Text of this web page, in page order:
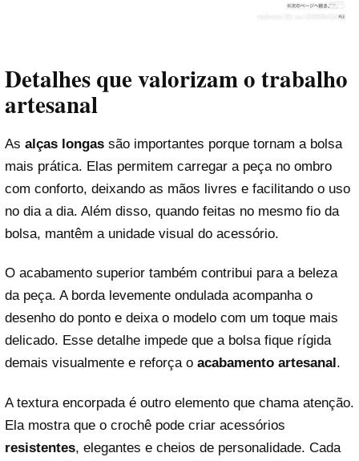
Detalhes que valorizam o trabalho
artesanal
As alças longas são importantes porque tornam a bolsa
mais prática. Elas permitem carregar a peça no ombro
com conforto, deixando as mãos livres e facilitando o uso
no dia a dia. Além disso, quando feitas no mesmo fio da
bolsa, mantêm a unidade visual do acessório.
O acabamento superior também contribui para a beleza
da peça. A borda levemente ondulada acompanha o
desenho do ponto e deixa o modelo com um toque mais
delicado. Esse detalhe impede que a bolsa fique rígida
demais visualmente e reforça o acabamento artesanal .
A textura encorpada é outro elemento que chama atenção.
Ela mostra que o crochê pode criar acessórios
resistentes, elegantes e cheios de personalidade. Cada